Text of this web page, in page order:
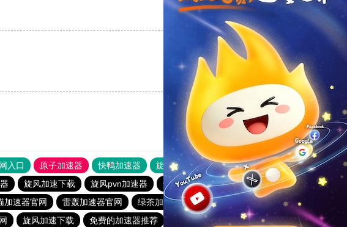
反对
反对[0]
入口 原子加速器 快鸭加速器 旋风加速度器 外网网址导航
软件中心
旋风加速下载 旋风pvn加速器 烧饼哥加速器
快鸭加速器
加速器官网 雷轰加速器官网 绿茶加速器 原子加速器下载
一元机场. com
旋风加速下载 免费的加速器推荐 免费加速器永久免费版 雷霆加速